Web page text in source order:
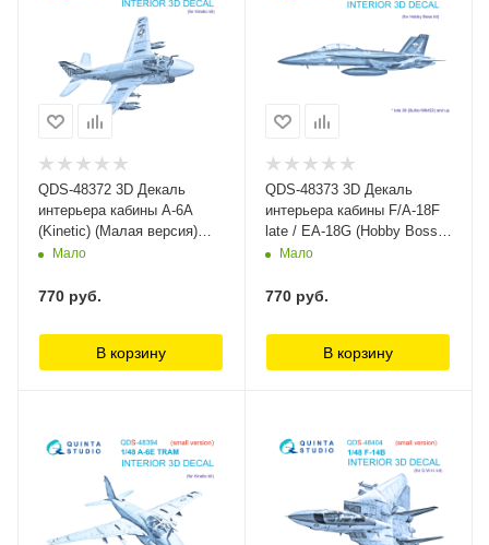
QDS-48372 3D Декаль
интерьера кабины A-6A
(Kinetic) (Малая версия)
Quinta Studio
Мало
770 руб.
В корзину
QDS-48373 3D Декаль
интерьера кабины F/A-18F
late / EA-18G (Hobby Boss)
(Малая версия) Quinta
Мало
770 руб.
В корзину